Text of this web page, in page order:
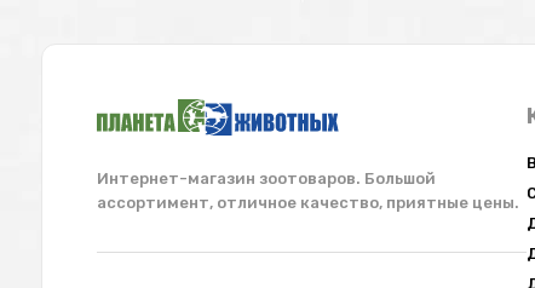
Интернет-магазин зоотоваров. Большой
ассортимент, отличное качество, приятные цены.